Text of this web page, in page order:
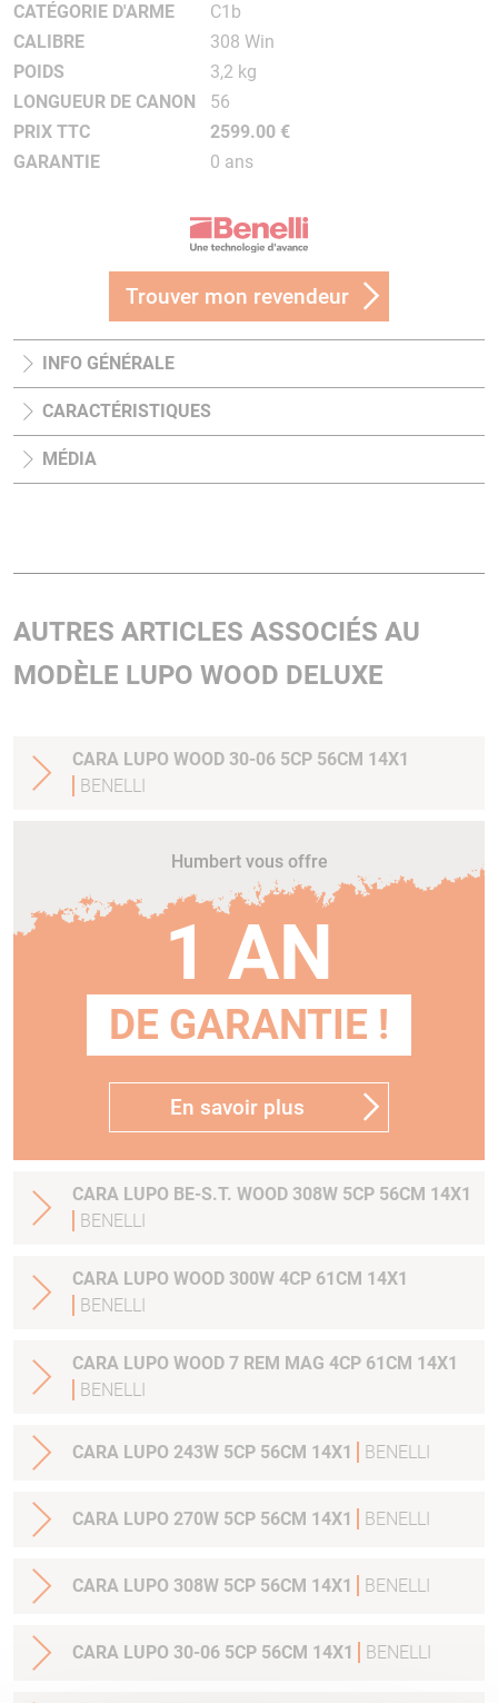
CATÉGORIE D'ARME
C1b
CALIBRE
308 Win
POIDS
3,2 kg
LONGUEUR DE CANON
56
PRIX TTC
2599.00 €
GARANTIE
0 ans
Trouver mon revendeur
INFO GÉNÉRALE
CARACTÉRISTIQUES
MÉDIA
AUTRES ARTICLES ASSOCIÉS AU
MODÈLE LUPO WOOD DELUXE
CARA LUPO WOOD 30-06 5CP 56CM 14X1
BENELLI
Humbert vous offre
1 AN
DE GARANTIE !
En savoir plus
CARA LUPO BE-S.T. WOOD 308W 5CP 56CM 14X1
BENELLI
CARA LUPO WOOD 300W 4CP 61CM 14X1
BENELLI
CARA LUPO WOOD 7 REM MAG 4CP 61CM 14X1
BENELLI
CARA LUPO 243W 5CP 56CM 14X1 BENELLI
CARA LUPO 270W 5CP 56CM 14X1 BENELLI
CARA LUPO 308W 5CP 56CM 14X1 BENELLI
CARA LUPO 30-06 5CP 56CM 14X1 BENELLI